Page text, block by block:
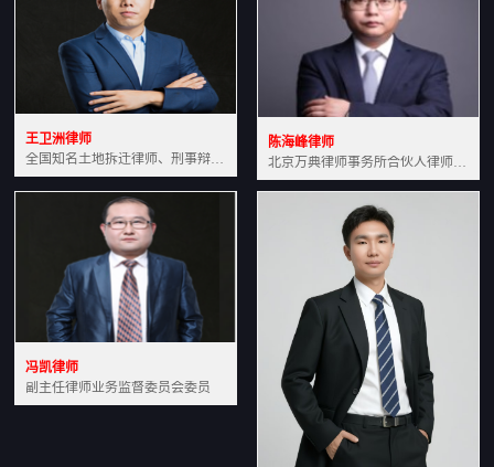
王卫洲律师
全国知名土地拆迁律师、刑事辩护律师北京万典律师事务所主任中国法学会会员北京市行政法研究会理事
陈海峰律师
北京万典律师事务所合伙人律师土地房产专业资深律师
冯凯律师
副主任律师业务监督委员会委员